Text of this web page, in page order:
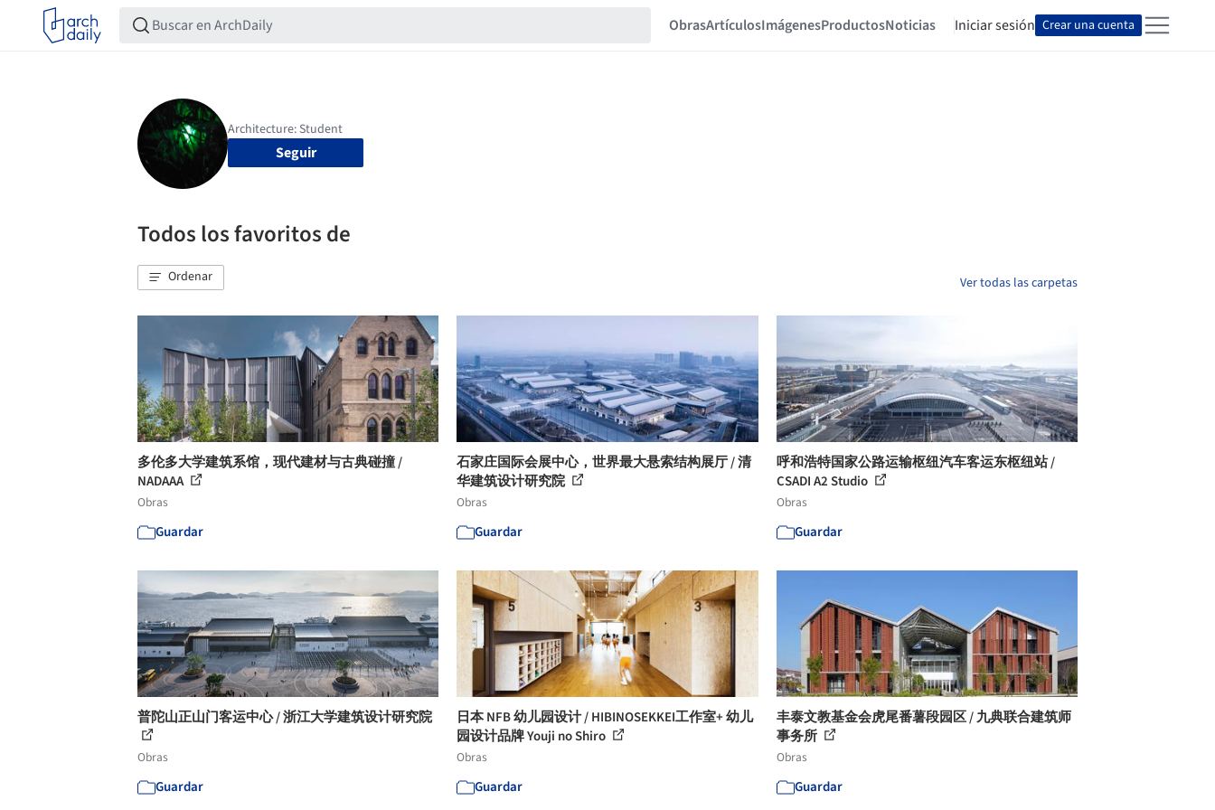
ObrasArtículosImágenesProductosNoticias Iniciar sesión Crear una cuenta
Seguir
Todos los favoritos de
Ordenar Ver todas las carpetas
多伦多大学建筑系馆，现代建材与古典碰撞 /
NADAAA
Obras
Guardar
石家庄国际会展中心，世界最大悬索结构展厅 / 清
华建筑设计研究院
Obras
Guardar
呼和浩特国家公路运输枢纽汽车客运东枢纽站 /
CSADI A2 Studio
Obras
Guardar
普陀山正山门客运中心 / 浙江大学建筑设计研究院
Obras
Guardar
日本 NFB 幼儿园设计 / HIBINOSEKKEI工作室+ 幼儿
园设计品牌 Youji no Shiro
Obras
Guardar
丰泰文教基金会虎尾番薯段园区 / 九典联合建筑师
事务所
Obras
Guardar